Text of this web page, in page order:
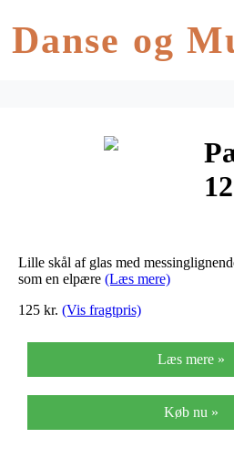
Danse og
Lille skål af glas med
som en elpære (Læs mere)
125 kr. (Vis fragtpris)
Læs mere »
Køb nu »